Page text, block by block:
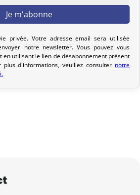
dans les 2 jours ouvrables suivant
et remise au transporteur que
de votre achat. Vous recevrez un e-mail
suivre votre colis. Nous offrons
pour répondre à vos besoins.
d’origine), nous vous rembourserons
hors frais d’expédition initiaux.
privée. Votre adresse email sera utilisée
notre newsletter. Vous pouvez vous
utilisant le lien de désabonnement présent
plus d'informations, veuillez consulter notre